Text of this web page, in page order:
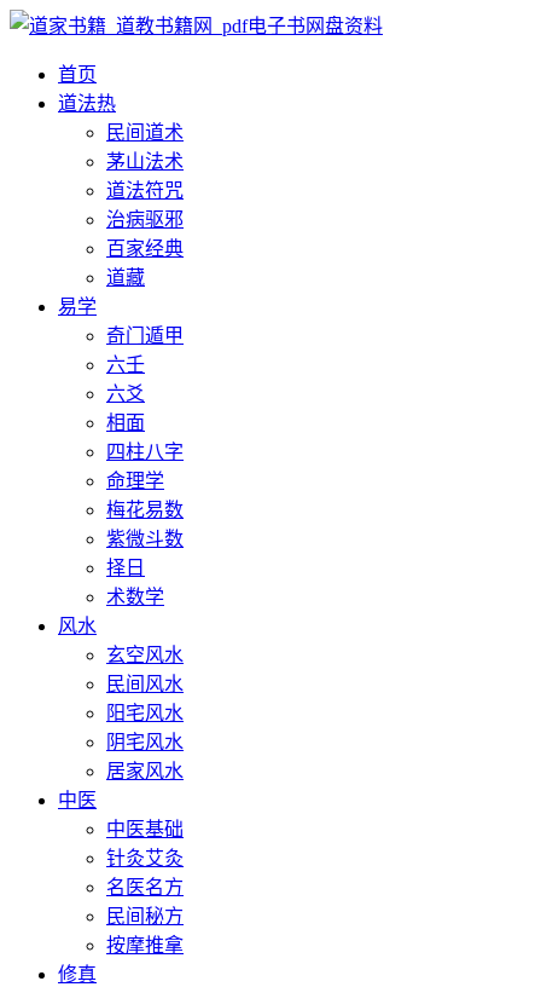
首页
道法热
民间道术
茅山法术
道法符咒
治病驱邪
百家经典
道藏
易学
奇门遁甲
六壬
六爻
相面
四柱八字
命理学
梅花易数
紫微斗数
择日
术数学
风水
玄空风水
民间风水
阳宅风水
阴宅风水
居家风水
中医
中医基础
针灸艾灸
名医名方
民间秘方
按摩推拿
修真